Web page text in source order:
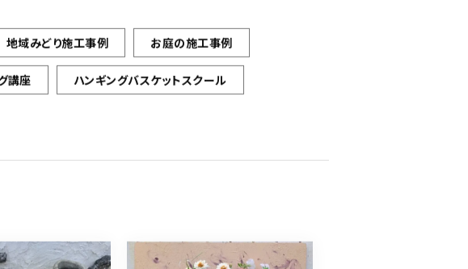
地域みどり施工事例 お庭の施工事例
講座 ハンギングバスケットスクール